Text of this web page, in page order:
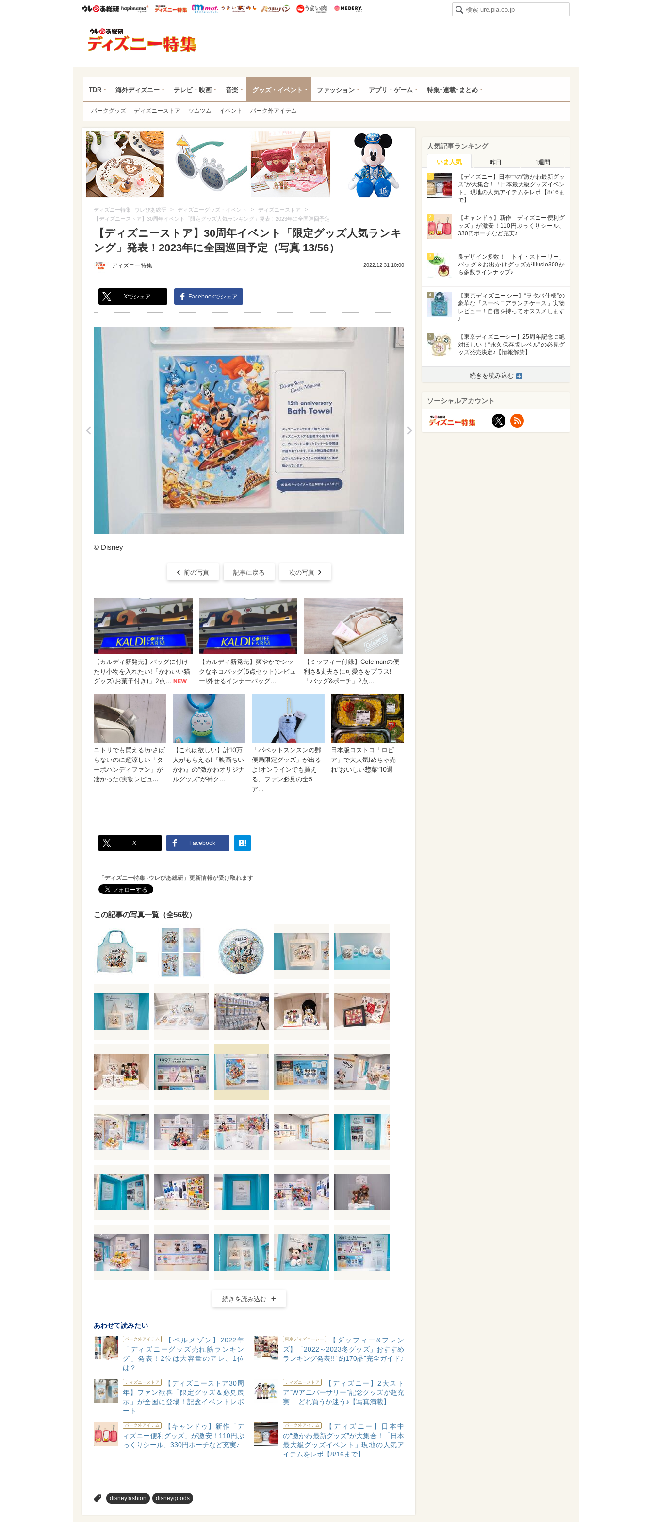
ウレぴあ総研ハピママ* ウレぴあ総研 ディズニー特集
mimot. うまいめし うまいパン うまい肉
TDR 海外ディズニー テレビ・映画 音楽 グッズ・イベント ファッション アプリ・ゲーム 特集･連載･まとめ
パークグッズ ディズニーストア ツムツム イベント パーク外アイテム
ディズニー特集 -ウレぴあ総研 > ディズニーグッズ・イベント > ディズニーストア >
【ディズニーストア】30周年イベント「限定グッズ人気ランキング」発表！2023年に全国巡回予定
【ディズニーストア】30周年イベント「限定グッズ人気ランキ
ング」発表！2023年に全国巡回予定（写真 13/56）
ディズニー特集 2022.12.31 10:00
Xでシェア Facebookでシェア
© Disney
前の写真 記事に戻る 次の写真
X Facebook
「ディズニー特集 -ウレぴあ総研」更新情報が受け取れます
この記事の写真一覧（全56枚）
続きを読み込む
あわせて読みたい
パーク外アイテム
【ベルメゾン】2022年
「ディズニーグッズ売れ筋ランキン
グ」発表！2位は大容量のアレ、1位
は？
東京ディズニーシー
【ダッフィー&フレン
ズ】「2022～2023冬グッズ」おすすめ
ランキング発表!! “約170品”完全ガイド♪
ディズニーストア
【ディズニーストア30周
年】ファン歓喜「限定グッズ＆必見展
示」が全国に登場！記念イベントレポ
ート
ディズニーストア
【ディズニー】2大スト
ア“Wアニバーサリー”記念グッズが超充
実！ どれ買うか迷う♪【写真満載】
パーク外アイテム
【キャンドゥ】新作「デ
ィズニー便利グッズ」が激安！110円ぷ
っくりシール、330円ポーチなど充実♪
パーク外アイテム
【ディズニー】日本中
の“激かわ最新グッズ”が大集合！「日本
最大級グッズイベント」現地の人気ア
イテムをレポ【8/16まで】
disneyfashion disneygoods
人気記事ランキング
いま人気 昨日 1週間
1
【ディズニー】日本中の“激かわ最新グッ
ズ”が大集合！「日本最大級グッズイベン
ト」現地の人気アイテムをレポ【8/16ま
で】
2
【キャンドゥ】新作「ディズニー便利グ
ッズ」が激安！110円ぷっくりシール、
330円ポーチなど充実♪
3
良デザイン多数！「トイ・ストーリー」
バッグ＆お出かけグッズがillusie300か
ら多数ラインナップ♪
4
【東京ディズニーシー】“ヲタバ仕様”の
豪華な「スーベニアランチケース」実物
レビュー！自信を持ってオススメします
♪
5
【東京ディズニーシー】25周年記念に絶
対ほしい！“永久保存版レベル”の必見グ
ッズ発売決定♪【情報解禁】
続きを読み込む
ソーシャルアカウント
X